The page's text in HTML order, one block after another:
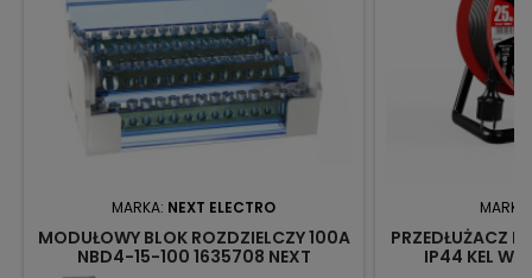
MARKA: NEXT ELECTRO
MODUŁOWY BLOK ROZDZIELCZY 100A
NBD4-15-100 1635708 NEXT
PRZEDŁUŻACZ
IP44 KEL W-